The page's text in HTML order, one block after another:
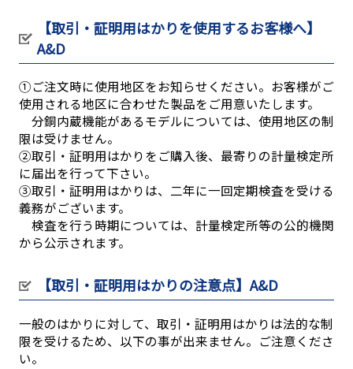
【取引・証明用はかりを使用するお客様へ】
A&D
①ご注文時に使用地区をお知らせください。お客様がご
使用される地区に合わせた製品をご用意いたします。
分銅内蔵機能があるモデルについては、使用地区の制
限は受けません。
②取引・証明用はかりをご購入後、最寄りの計量検定所
に届出を行って下さい。
③取引・証明用はかりは、二年に一回定期検査を受ける
義務がございます。
検査を行う時期については、計量検定所等の公的機関
から公示されます。
【取引・証明用はかりの注意点】A&D
一般のはかりに対して、取引・証明用はかりは法的な制
限を受けるため、以下の事が出来ません。ご注意くださ
い。